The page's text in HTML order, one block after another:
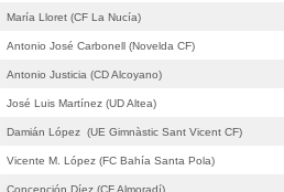
María Lloret (CF La Nucía)
Antonio José Carbonell (Novelda CF)
Antonio Justicia (CD Alcoyano)
José Luis Martínez (UD Altea)
Damián López (UE Gimnàstic Sant Vicent CF)
Vicente M. López (FC Bahía Santa Pola)
Concepción Díez (CF Almoradí)